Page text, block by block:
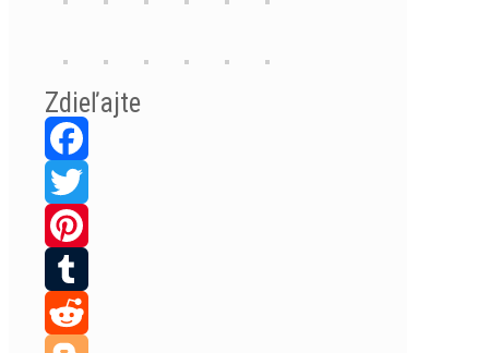
Zdieľajte
Facebook
Twitter
Pinterest
Tumblr